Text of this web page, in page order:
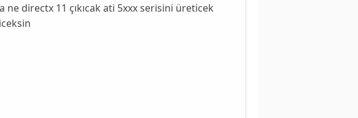
ne directx 11 çıkıcak ati 5xxx serisini üreticek